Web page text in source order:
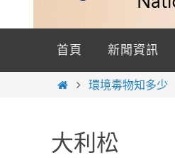
首頁 新聞資訊
Home環境毒物知多少
大利松